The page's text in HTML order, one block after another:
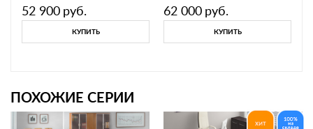
52 900 руб.
КУПИТЬ
62 000 руб.
КУПИТЬ
ПОХОЖИЕ СЕРИИ